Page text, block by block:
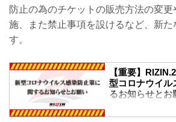
防止の為のチケットの販売方法の変
施、また禁止事項を設けるなど、新た
す。
【重要】
型コロナウイル
るお知らせとお
FIGHTING
ャルサイト